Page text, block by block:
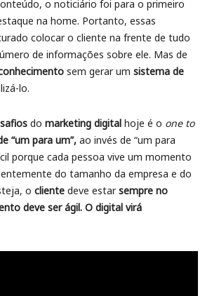
o noticiário foi para o primeiro
na home. Portanto, essas
colocar o cliente na frente de tudo
de informações sobre ele. Mas de
sem gerar um sistema de
lo.
do marketing digital hoje é o one to
“um para um”, ao invés de “um para
porque cada pessoa vive um momento
do tamanho da empresa e do
o cliente deve estarsempre no
deve ser ágil. O digital virá